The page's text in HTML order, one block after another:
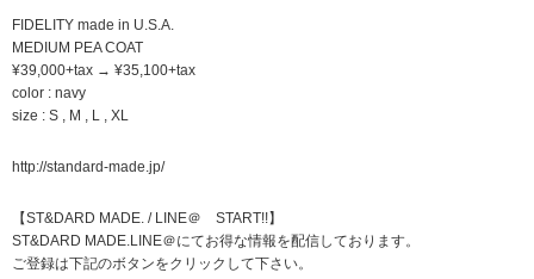
FIDELITY made in U.S.A.
MEDIUM PEA COAT
¥39,000+tax → ¥35,100+tax
color : navy
size : S , M , L , XL
http://standard-made.jp/
【ST&DARD MADE. / LINE＠ START!!】
ST&DARD MADE.LINE＠にてお得な情報を配信しております。
ご登録は下記のボタンをクリックして下さい。